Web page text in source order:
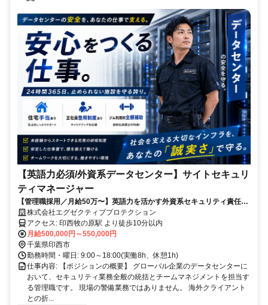
【英語力必須/外資系データセンター】サイトセキュリ
ティマネージャー
【管理職採用／月給50万〜】英語力を活かす外資系セキュリティ責任
者！土日祝休み／ゴールドジム無料
株式会社エグゼクティブプロテクション
アクセス: 印西牧の原駅 より徒歩10分以内
月給500,000円～550,000円
千葉県印西市
勤務時間・曜日: 9:00～18:00(実働8h、休憩1h)
仕事内容: 【ポジションの概要】 グローバル企業のデータセンターに
おいて、セキュリティ業務全般の統括とチームマネジメントを担当す
る管理職です。 現場の警備業務ではありません。 海外クライアント
との折...